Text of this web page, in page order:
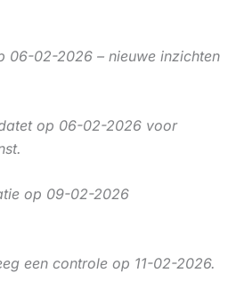
06-02-2026 – nieuwe inzichten
op 06-02-2026 voor
op 09-02-2026
een controle op 11-02-2026.